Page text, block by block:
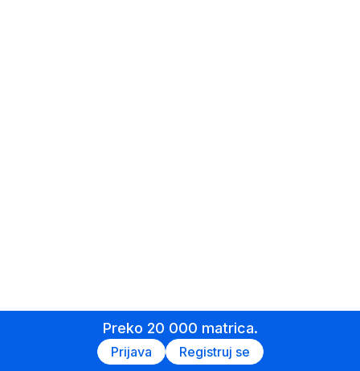
Preko 20 000 matrica.
Prijava Registruj se